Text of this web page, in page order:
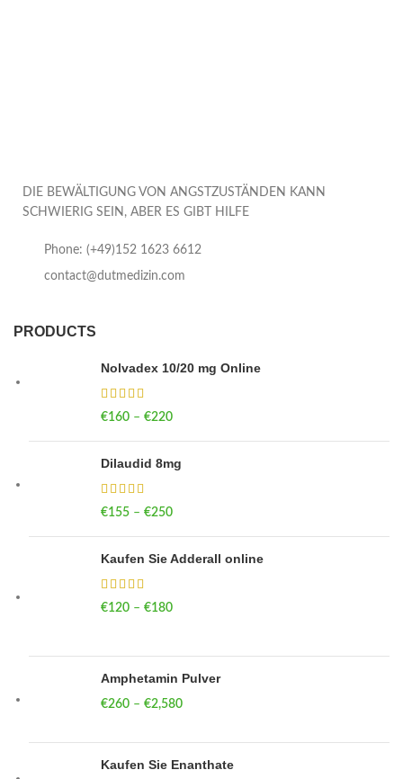
DIE BEWÄLTIGUNG VON ANGSTZUSTÄNDEN KANN
SCHWIERIG SEIN, ABER ES GIBT HILFE
Phone: (+49)152 1623 6612
contact@dutmedizin.com
PRODUCTS
Nolvadex 10/20 mg Online
€160 – €220
Dilaudid 8mg
€155 – €250
Kaufen Sie Adderall online
€120 – €180
Amphetamin Pulver
€260 – €2,580
Kaufen Sie Enanthate